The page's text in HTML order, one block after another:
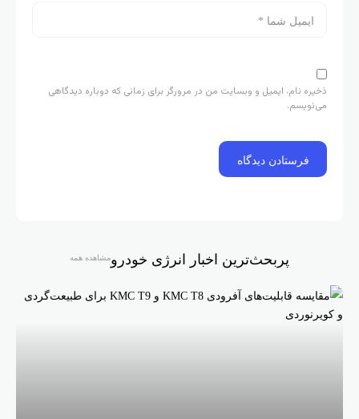
ذخیره نام، ایمیل و وبسایت من در مرورگر برای زمانی که دوباره دیدگاهی
می‌نویسم.
پربحث‌ترین اخبار انرژی خودرو مشاهده همه